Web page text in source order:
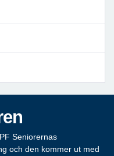
Seniorernas
och den kommer ut med